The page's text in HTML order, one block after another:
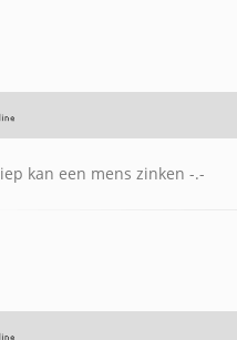
kan een mens zinken -.-